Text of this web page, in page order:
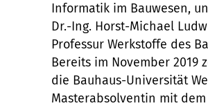
Informatik im Bauwesen,
Dr.-Ing. Horst-Michael
Professur Werkstoffe des
Bereits im November 2019
die Bauhaus-Universität
Masterabsolventin mit dem